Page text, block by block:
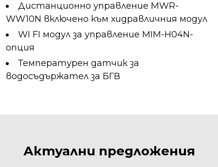
Дистанционно управление MWR-
WW10N включено към хидравличния модул
WI FI модул за управление MIM-H04N-
опция
Температурен датчик за
водосъдържател за БГВ
Актуални предложения